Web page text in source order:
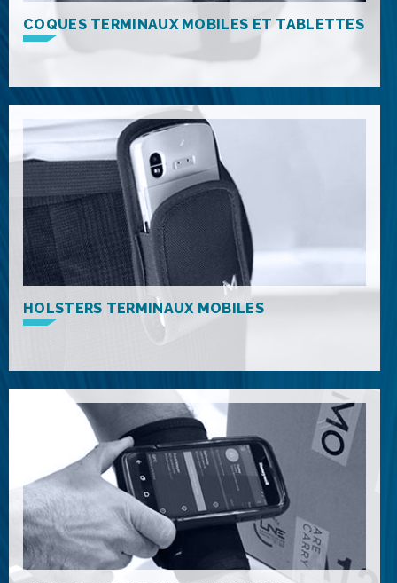
COQUES TERMINAUX MOBILES ET TABLETTES
HOLSTERS TERMINAUX MOBILES